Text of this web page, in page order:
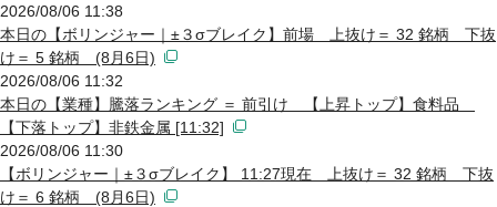
2026/08/06 11:38
本日の【ボリンジャー｜±３σブレイク】前場 上抜け＝ 32 銘柄 下抜
け＝ 5 銘柄 (8月6日)
2026/08/06 11:32
本日の【業種】騰落ランキング ＝ 前引け 【上昇トップ】食料品
【下落トップ】非鉄金属 [11:32]
2026/08/06 11:30
【ボリンジャー｜±３σブレイク】 11:27現在 上抜け＝ 32 銘柄 下抜
け＝ 6 銘柄 (8月6日)